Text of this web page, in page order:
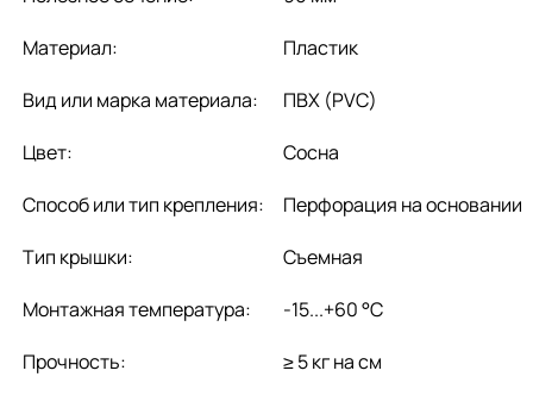
Материал:
Пластик
Вид или марка материала:
ПВХ (PVC)
Цвет:
Сосна
Способ или тип крепления:
Перфорация на основании
Тип крышки:
Съемная
Монтажная температура:
-15...+60 °C
Прочность:
≥ 5 кг на см